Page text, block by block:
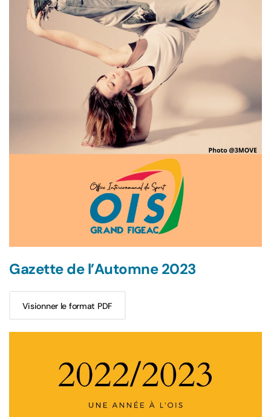
Gazette de l’Automne 2023
Visionner le format PDF